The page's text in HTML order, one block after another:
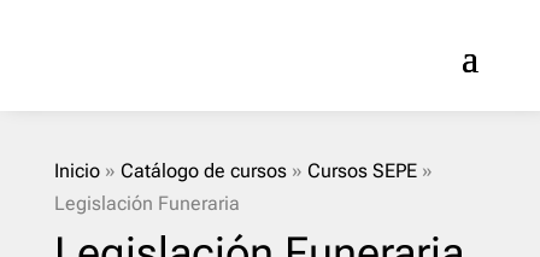
Inicio» Catálogo de cursos» Cursos SEPE»
Legislación Funeraria